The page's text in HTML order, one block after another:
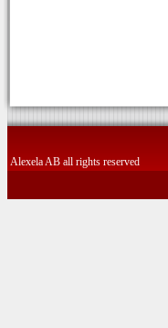
Alexela AB all rights reserved